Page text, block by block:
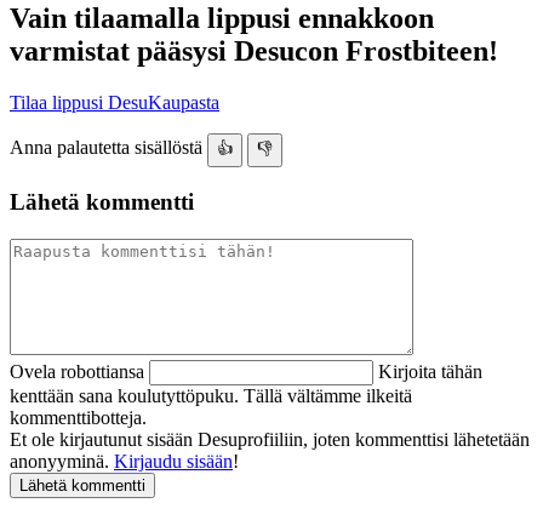
Vain tilaamalla lippusi ennakkoon
varmistat pääsysi Desucon Frostbiteen!
Tilaa lippusi DesuKaupasta
Anna palautetta sisällöstä 👍 👎
Lähetä kommentti
Ovela robottiansa
Kirjoita tähän
kenttään sana koulutyttöpuku. Tällä vältämme ilkeitä
kommenttibotteja.
Et ole kirjautunut sisään Desuprofiiliin, joten kommenttisi lähetetään
anonyyminä. Kirjaudu sisään!